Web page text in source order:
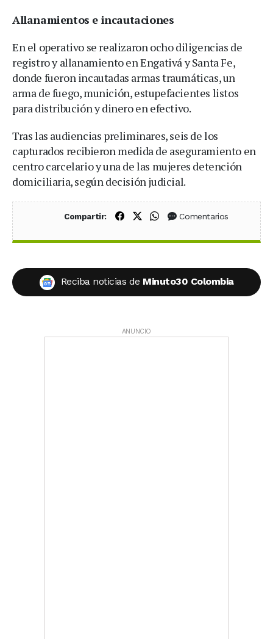
Allanamientos e incautaciones
En el operativo se realizaron ocho diligencias de
registro y allanamiento en Engativá y Santa Fe,
donde fueron incautadas armas traumáticas, un
arma de fuego, munición, estupefacientes listos
para distribución y dinero en efectivo.
Tras las audiencias preliminares, seis de los
capturados recibieron medida de aseguramiento en
centro carcelario y una de las mujeres detención
domiciliaria, según decisión judicial.
Compartir: Compartir en Facebook
Compartir en X (Twitter)
Compartir en WhatsApp
Comentarios
Reciba noticias de Minuto30 Colombia
ANUNCIO